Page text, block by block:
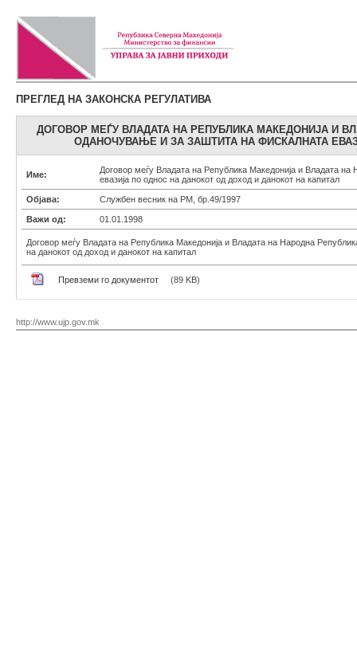
ПРЕГЛЕД НА ЗАКОНСКА РЕГУЛАТИВА
ДОГОВОР МЕЃУ ВЛАДАТА НА РЕПУБЛИКА МАКЕДОНИЈА И
ОДАНОЧУВАЊЕ И ЗА ЗАШТИТА НА ФИСКАЛНАТА
Име:
Договор меѓу Владата на Република Македонија и Владата
евазија по однос на данокот од доход и данокот на капитал
Објава: Службен весник на РМ, бр.49/1997
Важи од: 01.01.1998
Договор меѓу Владата на Република Македонија и Владата на Народна
на данокот од доход и данокот на капитал
Превземи го документот (89 KB)
http://www.ujp.gov.mk